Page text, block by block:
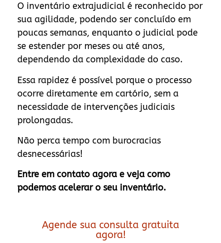
O inventário extrajudicial é reconhecido por
sua agilidade, podendo ser concluído em
poucas semanas, enquanto o judicial pode
se estender por meses ou até anos,
dependendo da complexidade do caso.
Essa rapidez é possível porque o processo
ocorre diretamente em cartório, sem a
necessidade de intervenções judiciais
prolongadas.
Não perca tempo com burocracias
desnecessárias!
Entre em contato agora e veja como
podemos acelerar o seu inventário.
Agende sua consulta gratuita
agora!